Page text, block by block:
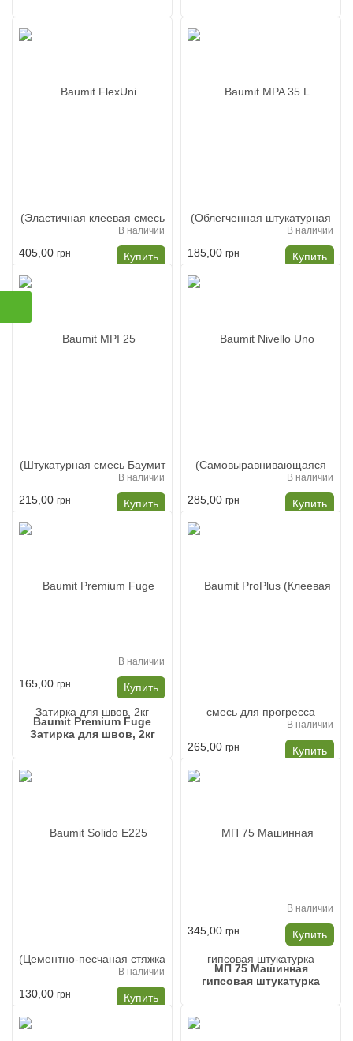
В наличии
405,00 грн Купить
В наличии
185,00 грн Купить
В наличии
215,00 грн Купить
В наличии
285,00 грн Купить
В наличии
165,00 грн Купить
Baumit Premium Fuge
Затирка для швов, 2кг
В наличии
265,00 грн Купить
Baumit ProPlus (Клеевая
В наличии
130,00 грн Купить
В наличии
345,00 грн Купить
MП 75 Машинная
гипсовая штукатурка